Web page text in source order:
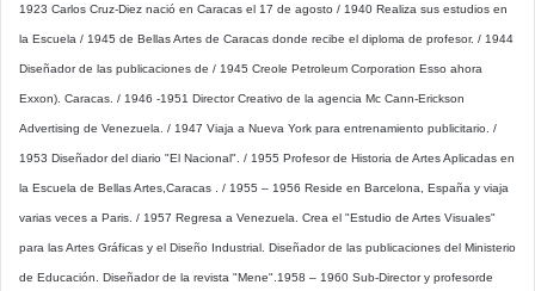
1923 Carlos Cruz-Diez nació en Caracas el 17 de agosto / 1940 Realiza sus estudios en
la Escuela / 1945 de Bellas Artes de Caracas donde recibe el diploma de profesor. / 1944
Diseñador de las publicaciones de / 1945 Creole Petroleum Corporation Esso ahora
Exxon). Caracas. / 1946 -1951 Director Creativo de la agencia Mc Cann-Erickson
Advertising de Venezuela. / 1947 Viaja a Nueva York para entrenamiento publicitario. /
1953 Diseñador del diario "El Nacional". / 1955 Profesor de Historia de Artes Aplicadas en
la Escuela de Bellas Artes,Caracas . / 1955 – 1956 Reside en Barcelona, España y viaja
varias veces a Paris. / 1957 Regresa a Venezuela. Crea el "Estudio de Artes Visuales"
para las Artes Gráficas y el Diseño Industrial. Diseñador de las publicaciones del Ministerio
de Educación. Diseñador de la revista "Mene".1958 – 1960 Sub-Director y profesorde